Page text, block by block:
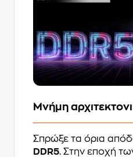
Μνήμη
Σπρώξε τα όρια
DDR5. Στην εποχή